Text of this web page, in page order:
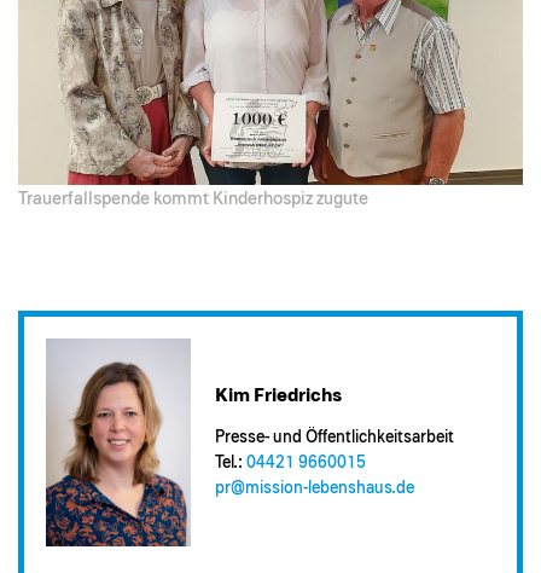
Trauerfallspende kommt Kinderhospiz zugute
Kim Friedrichs
Presse- und Öffentlichkeitsarbeit
Tel.: 04421 9660015
pr@​mission-lebenshaus.de